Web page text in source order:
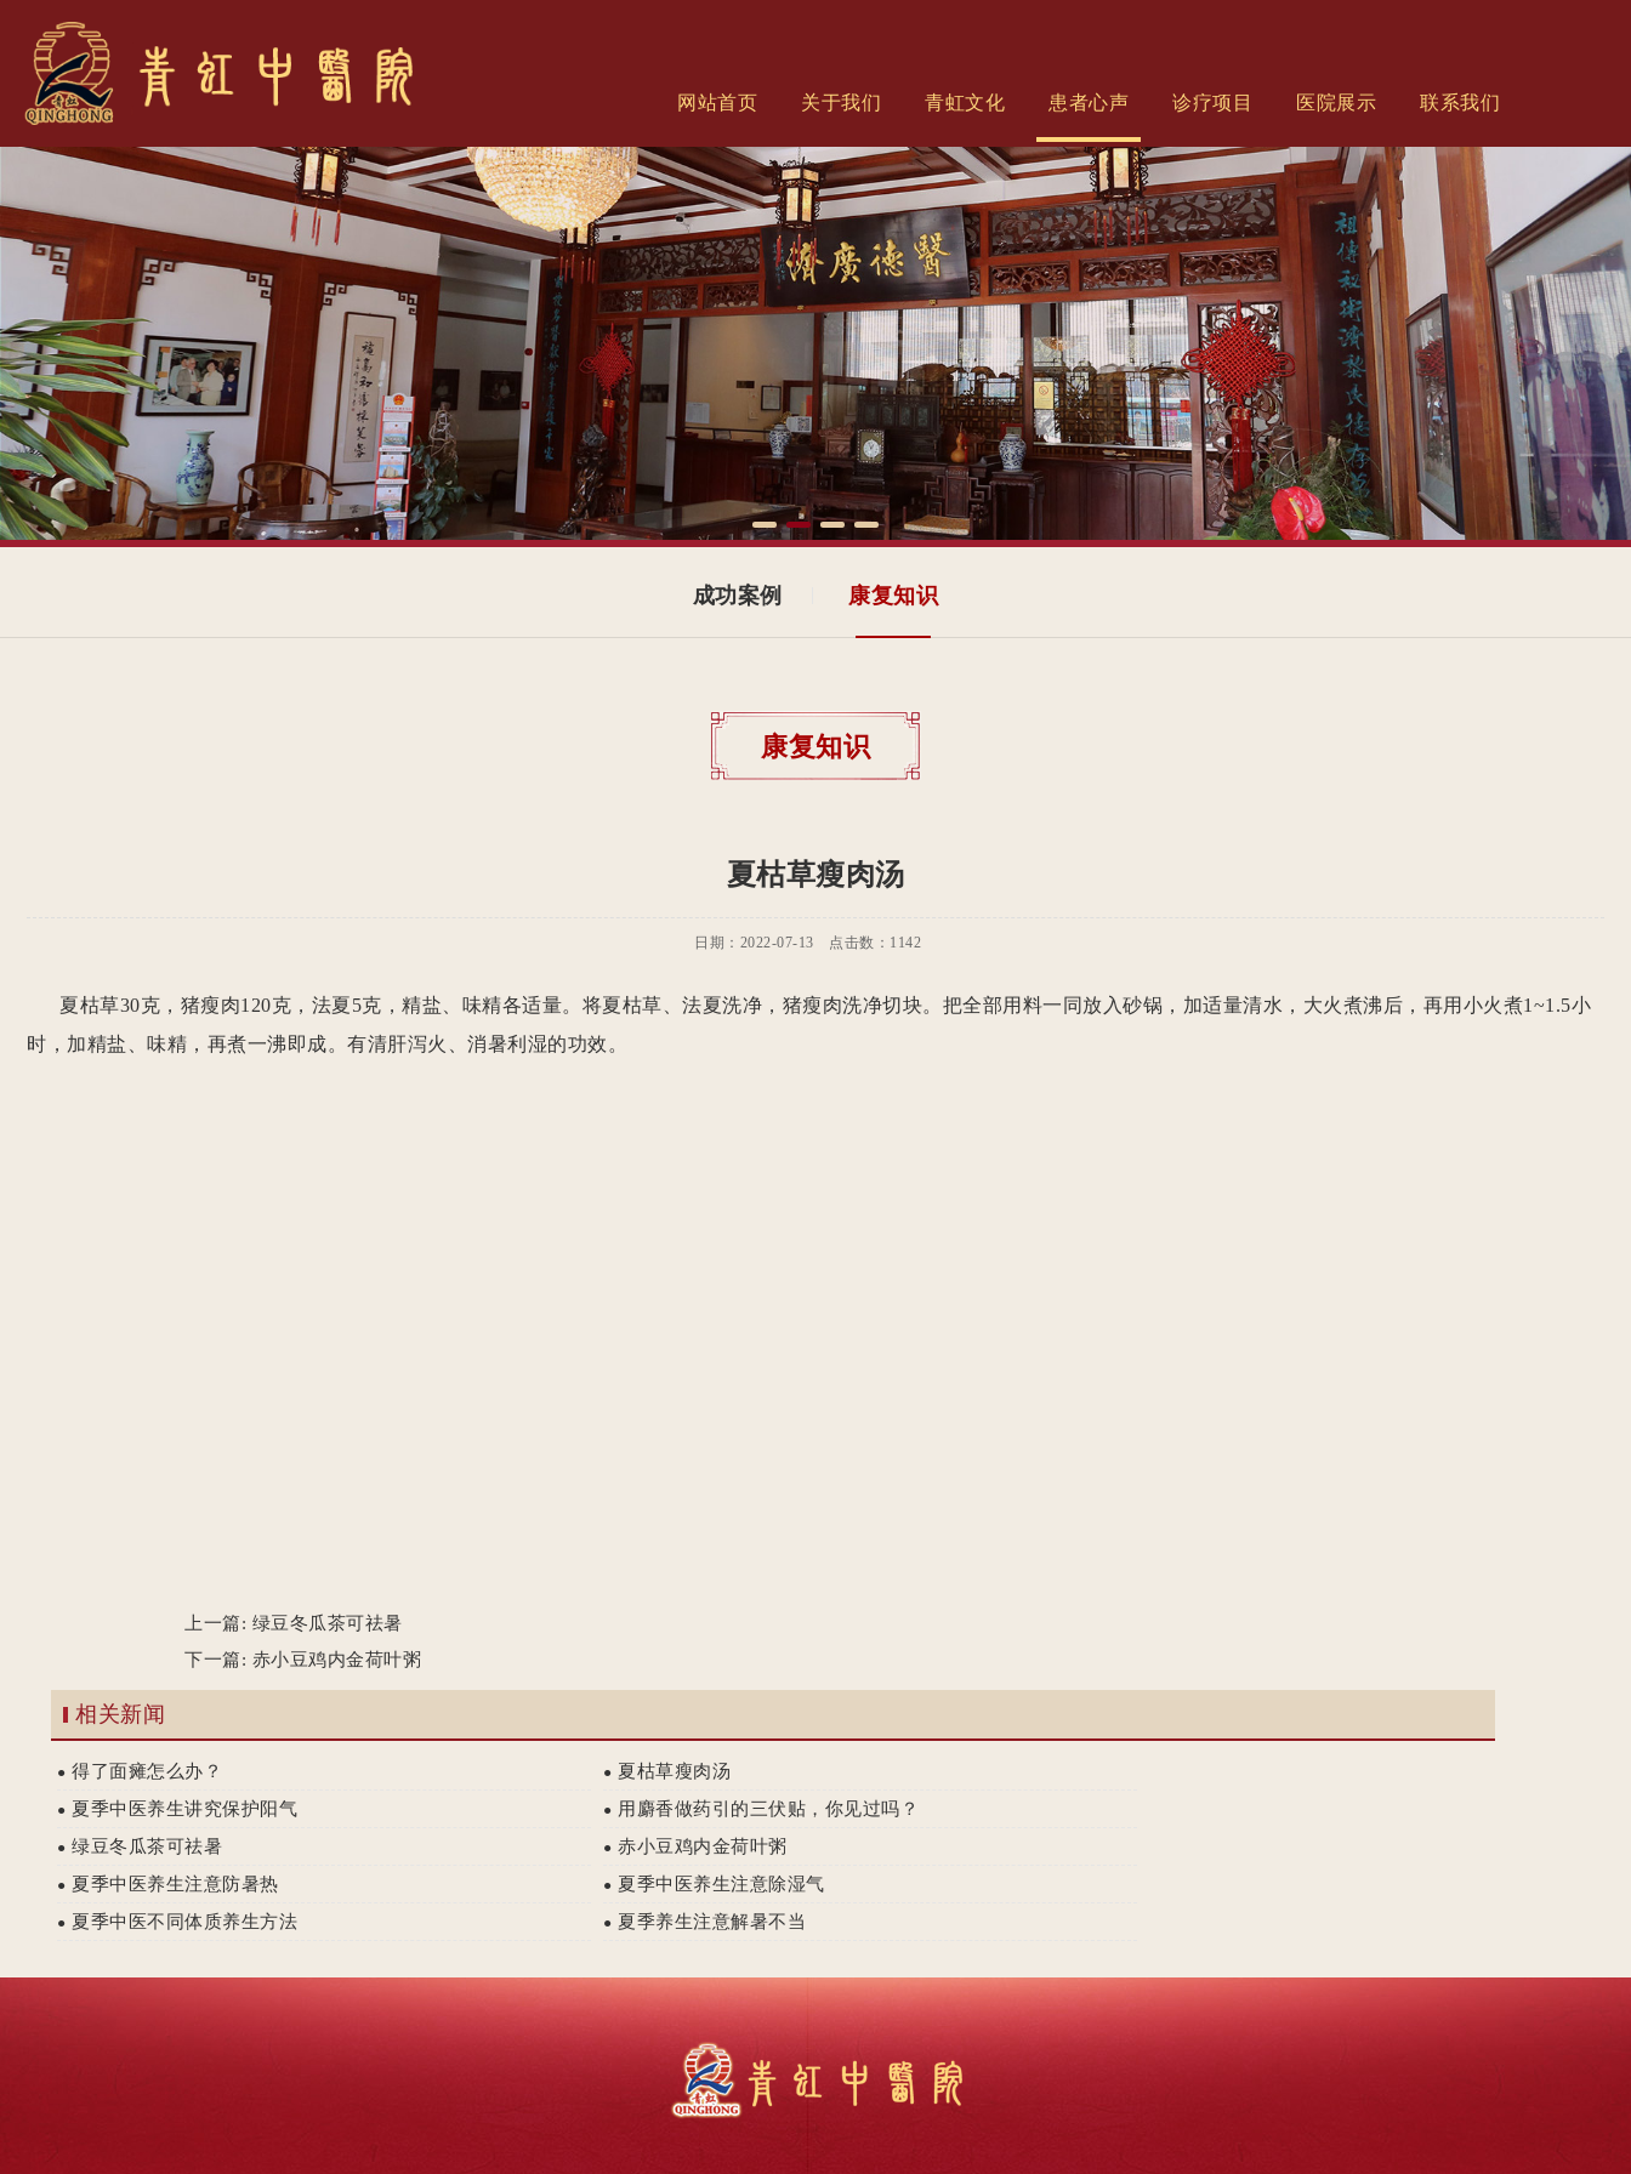
网站首页 关于我们 青虹文化 患者心声 诊疗项目 医院展示 联系我们
成功案例 康复知识
康复知识
夏枯草瘦肉汤
日期：2022-07-13 点击数： 1142
夏枯草30克，猪瘦肉120克，法夏5克，精盐、味精各适量。将夏枯草、法夏洗净，猪瘦肉洗净切块。把全部用料一同放入砂锅，加适量清水，大火煮沸后，再用小火煮1~1.5小
时，加精盐、味精，再煮一沸即成。有清肝泻火、消暑利湿的功效。
上一篇: 绿豆冬瓜茶可祛暑
下一篇: 赤小豆鸡内金荷叶粥
相关新闻
● 得了面瘫怎么办？ ● 夏枯草瘦肉汤
● 夏季中医养生讲究保护阳气 ● 用麝香做药引的三伏贴，你见过吗？
● 绿豆冬瓜茶可祛暑 ● 赤小豆鸡内金荷叶粥
● 夏季中医养生注意防暑热 ● 夏季中医养生注意除湿气
● 夏季中医不同体质养生方法 ● 夏季养生注意解暑不当